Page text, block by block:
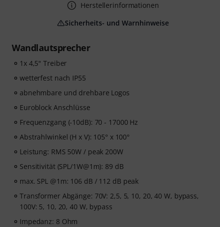
Wandlautsprecher
1x 4,5" Treiber
wetterfest nach IP55
abnehmbare und drehbare Logos
Euroblock Anschlüsse
Frequenzgang (-10dB): 70 - 17000 Hz
Abstrahlwinkel (H x V): 105° x 100°
Leistung: RMS 50W / peak 200W
Sensitivität (SPL/1W@1m): 89 dB
max. SPL @1m: 106 dB / 112 dB peak
Transformer Abgänge: 70V: 2,5, 5, 10, 20, 40 W, bypass,
100V: 5, 10, 20, 40 W, bypass
Impedanz: 8 Ohm
Herstellerinformationen
Sicherheits- und Warnhinweise